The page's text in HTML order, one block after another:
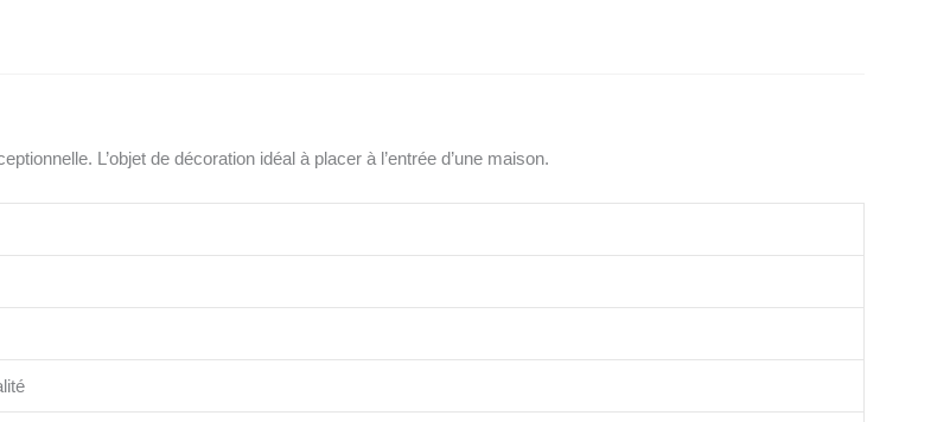
L’objet de décoration idéal à placer à l’entrée d’une maison.